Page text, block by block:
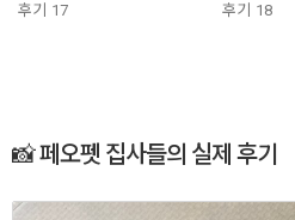
후기 17
후기 18
📸 페오펫 집사들의 실제 후기